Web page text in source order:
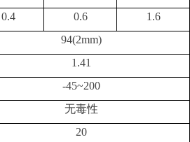
0.4 0.6 1.6
94(2mm)
1 .41
-45~200
无毒性
20